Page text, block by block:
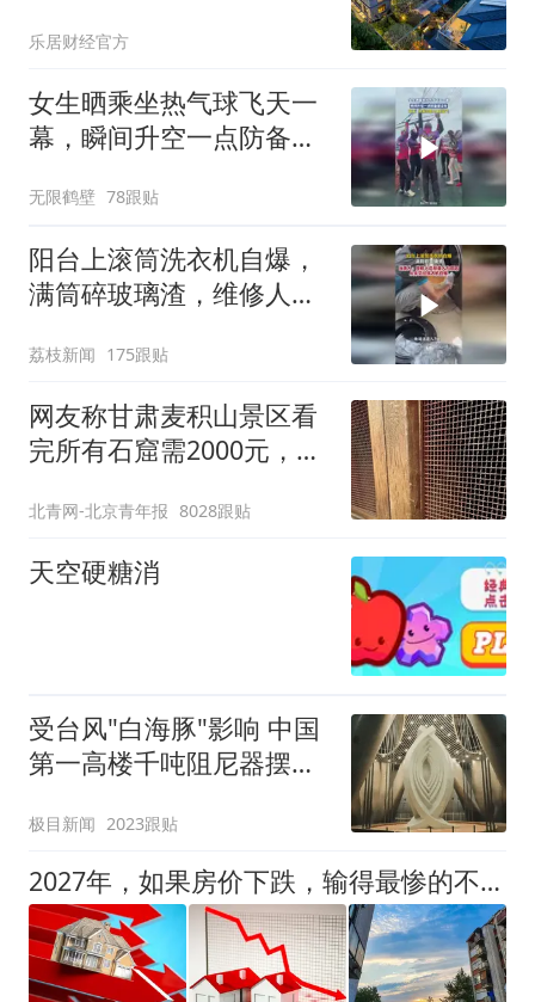
乐居财经官方
女生晒乘坐热气球飞天一
幕，瞬间升空一点防备都
无限鹤壁 78跟贴
阳台上滚筒洗衣机自爆，
满筒碎玻璃渣，维修人员
洗衣机自爆
荔枝新闻 175跟贴
网友称甘肃麦积山景区看
完所有石窟需2000元，景
护，游客可按需买
北青网-北京青年报 8028跟贴
天空硬糖消
受台风"白海豚"影响 中国
第一高楼千吨阻尼器摆动
极目新闻 2023跟贴
2027年，如果房价下跌，输得最惨的不是炒房客，而是这4类人